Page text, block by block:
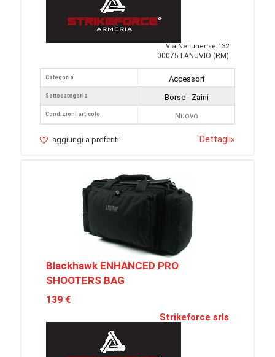
Via Nettunense 132
00075 LANUVIO (RM)
Categoria
Sottocategoria
Condizioni articolo
Accessori
Borse - Zaini
Nuovo
aggiungi a preferiti Dettagli»
Blackhawk ENHANCED PRO
SHOOTERS BAG
139 €
Strikeforce srls